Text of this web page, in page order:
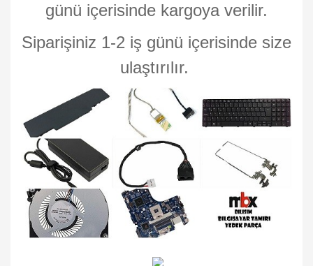
günü içerisinde kargoya verilir.
Siparişiniz 1-2 iş günü içerisinde size
ulaştırılır.